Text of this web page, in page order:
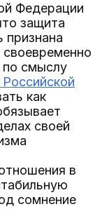
Федерации
защита
своевременно
по смыслу
как
своей
в
сомнение